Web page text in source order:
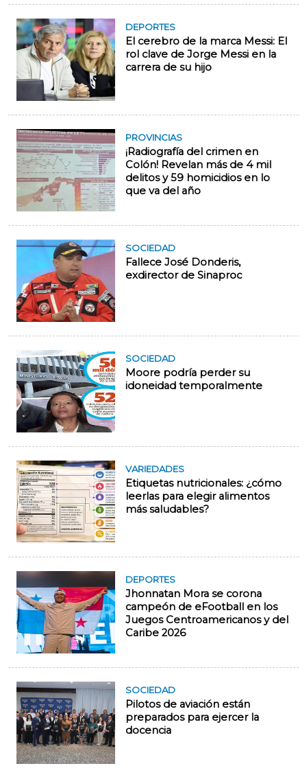
DEPORTES
El cerebro de la marca Messi: El
rol clave de Jorge Messi en la
carrera de su hijo
PROVINCIAS
¡Radiografía del crimen en
Colón! Revelan más de 4 mil
delitos y 59 homicidios en lo
que va del año
SOCIEDAD
Fallece José Donderis,
exdirector de Sinaproc
SOCIEDAD
Moore podría perder su
idoneidad temporalmente
VARIEDADES
Etiquetas nutricionales: ¿cómo
leerlas para elegir alimentos
más saludables?
DEPORTES
Jhonnatan Mora se corona
campeón de eFootball en los
Juegos Centroamericanos y del
Caribe 2026
SOCIEDAD
Pilotos de aviación están
preparados para ejercer la
docencia